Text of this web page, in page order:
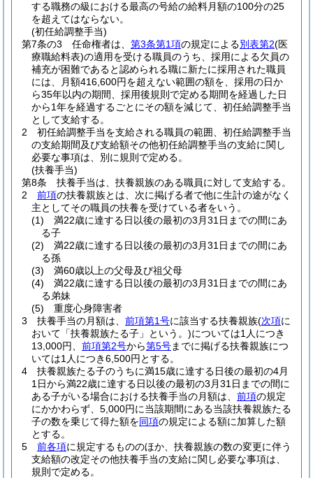
する職務の級における最高の号給の給料月額の100分の25
を超えてはならない。
(初任給調整手当)
第7条の3
任命権者は、 第3条第1項の規定による別表第2(医
療職給料表)の適用を受ける職員のうち、採用による欠員の
補充が困難であると認められる職に新たに採用された職員
には、月額416,600円を超えない範囲の額を、採用の日か
ら35年以内の期間、採用後規則で定める期間を経過した日
から1年を経過するごとにその額を減じて、初任給調整手当
として支給する。
2
初任給調整手当を支給される職員の範囲、初任給調整手当
の支給期間及び支給額その他初任給調整手当の支給に関し
必要な事項は、別に規則で定める。
(扶養手当)
第8条
扶養手当は、扶養親族のある職員に対して支給する。
2
前項の扶養親族とは、次に掲げる者で他に生計の途がなく
主としてその職員の扶養を受けている者をいう。
(1)
満22歳に達する日以後の最初の3月31日までの間にあ
る子
(2)
満22歳に達する日以後の最初の3月31日までの間にあ
る孫
(3)
満60歳以上の父母及び祖父母
(4)
満22歳に達する日以後の最初の3月31日までの間にあ
る弟妹
(5)
重度心身障害者
3
扶養手当の月額は、 前項第1号に該当する扶養親族(次項に
おいて「扶養親族たる子」という。)については1人につき
13,000円、 前項第2号から第5号までに掲げる扶養親族につ
いては1人につき6,500円とする。
4
扶養親族たる子のうちに満15歳に達する日後の最初の4月
1日から満22歳に達する日以後の最初の3月31日までの間に
ある子がいる場合における扶養手当の月額は、 前項の規定
にかかわらず、5,000円に当該期間にある当該扶養親族たる
子の数を乗じて得た額を同項の規定による額に加算した額
とする。
5
前各項に規定するもののほか、扶養親族の数の変更に伴う
支給額の改定その他扶養手当の支給に関し必要な事項は、
規則で定める。